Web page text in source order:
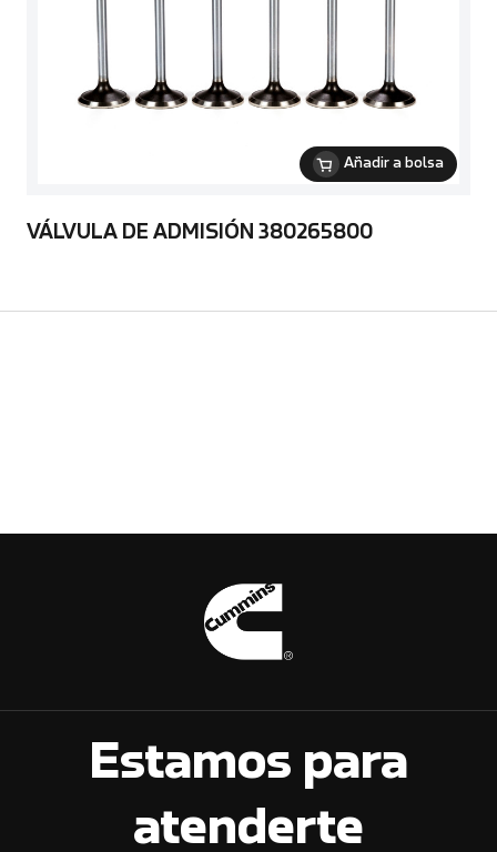
Añadir a bolsa
VÁLVULA DE ADMISIÓN 380265800
Estamos para
atenderte